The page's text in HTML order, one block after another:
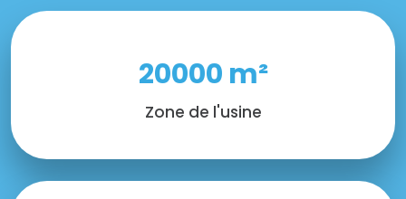
20000 m²
Zone de l'usine